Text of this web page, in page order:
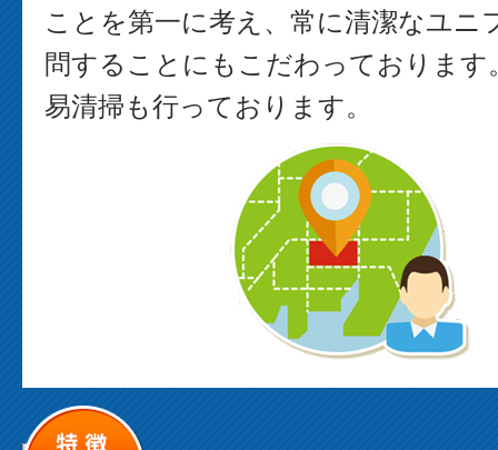
ことを第一に考え、常に清潔なユニ
問することにもこだわっております
易清掃も行っております。